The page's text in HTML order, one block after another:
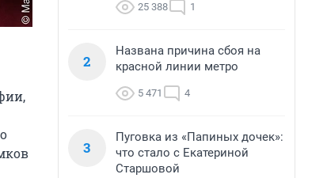
25 388 1
2
Названа причина сбоя на
красной линии метро
5 471 4
3
Пуговка из «Папиных дочек»:
что стало с Екатериной
Старшовой